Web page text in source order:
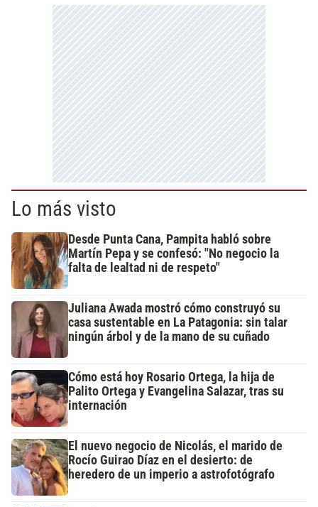
Lo más visto
Desde Punta Cana, Pampita habló sobre
Martín Pepa y se confesó: "No negocio la
falta de lealtad ni de respeto"
Juliana Awada mostró cómo construyó su
casa sustentable en La Patagonia: sin talar
ningún árbol y de la mano de su cuñado
Cómo está hoy Rosario Ortega, la hija de
Palito Ortega y Evangelina Salazar, tras su
internación
El nuevo negocio de Nicolás, el marido de
Rocío Guirao Díaz en el desierto: de
heredero de un imperio a astrofotógrafo